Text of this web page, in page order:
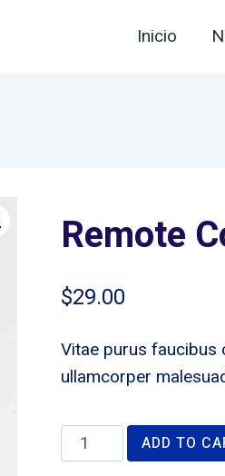
Inicio
Remote
$29.00
Vitae purus faucibus
ullamcorper
Remote
Control
ADD TO